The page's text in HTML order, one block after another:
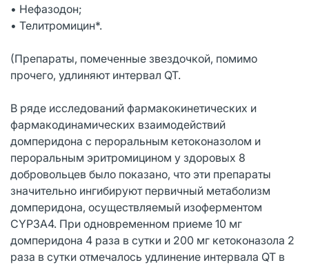
• Нефазодон;
• Телитромицин*.
(Препараты, помеченные звездочкой, помимо
прочего, удлиняют интервал QT.
В ряде исследований фармакокинетических и
фармакодинамических взаимодействий
домперидона с пероральным кетоконазолом и
пероральным эритромицином у здоровых 8
добровольцев было показано, что эти препараты
значительно ингибируют первичный метаболизм
домперидона, осуществляемый изоферментом
CYP3A4. При одновременном приеме 10 мг
домперидона 4 раза в сутки и 200 мг кетоконазола 2
раза в сутки отмечалось удлинение интервала QT в